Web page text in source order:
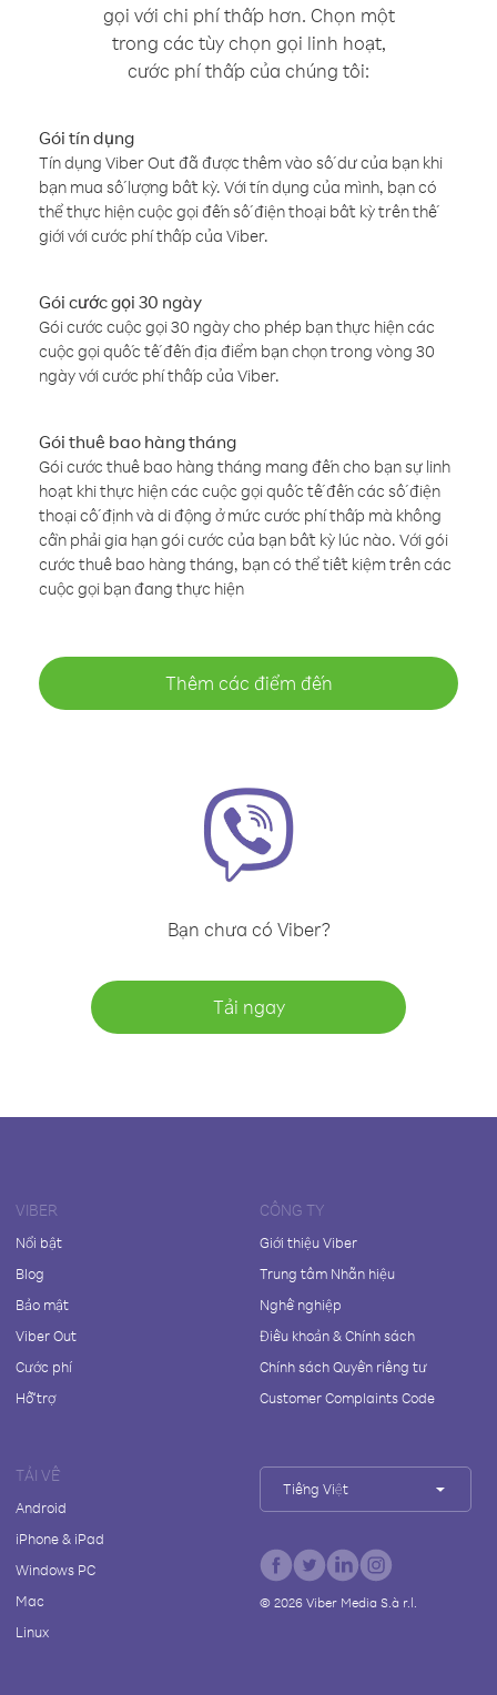
gọi với chi phí thấp hơn. Chọn một
trong các tùy chọn gọi linh hoạt,
cước phí thấp của chúng tôi:
Gói tín dụng
Tín dụng Viber Out đã được thêm vào số dư của bạn khi
bạn mua số lượng bất kỳ. Với tín dụng của mình, bạn có
thể thực hiện cuộc gọi đến số điện thoại bất kỳ trên thế
giới với cước phí thấp của Viber.
Gói cước gọi 30 ngày
Gói cước cuộc gọi 30 ngày cho phép bạn thực hiện các
cuộc gọi quốc tế đến địa điểm bạn chọn trong vòng 30
ngày với cước phí thấp của Viber.
Gói thuê bao hàng tháng
Gói cước thuê bao hàng tháng mang đến cho bạn sự linh
hoạt khi thực hiện các cuộc gọi quốc tế đến các số điện
thoại cố định và di động ở mức cước phí thấp mà không
cần phải gia hạn gói cước của bạn bất kỳ lúc nào. Với gói
cước thuê bao hàng tháng, bạn có thể tiết kiệm trên các
cuộc gọi bạn đang thực hiện
Thêm các điểm đến
Bạn chưa có Viber?
Tải ngay
VIBER
Nổi bật
Blog
Bảo mật
Viber Out
Cước phí
Hỗ trợ
CÔNG TY
Giới thiệu Viber
Trung tâm Nhãn hiệu
Nghề nghiệp
Điều khoản & Chính sách
Chính sách Quyền riêng tư
Customer Complaints Code
TẢI VỀ
Android
iPhone & iPad
Windows PC
Mac
Linux
Tiếng Việt
© 2026Viber Media S.à r.l.